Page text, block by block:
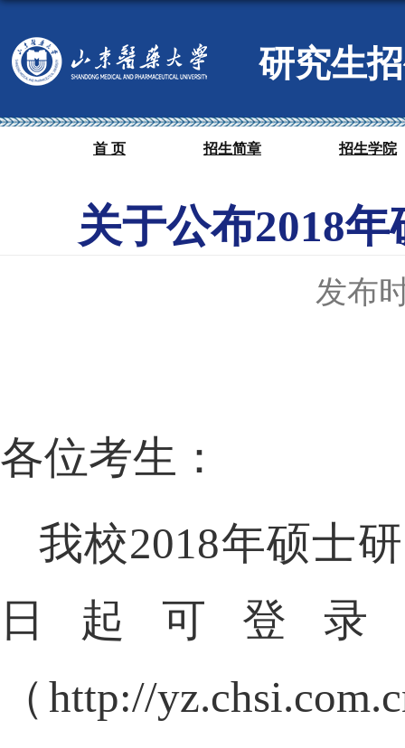
研究生
首 页 招生简章 招生学院
关于公布2018
发布
各位考生：
我校2018年硕士
日起可登
（http://